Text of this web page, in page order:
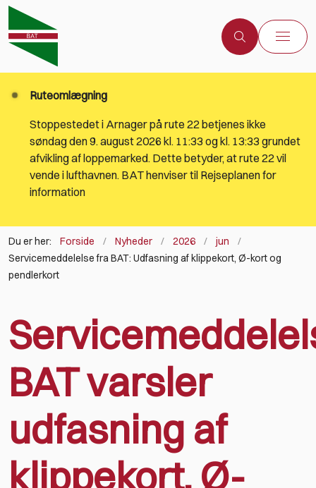
Ruteomlægning
Stoppestedet i Arnager på rute 22 betjenes ikke
søndag den 9. august 2026 kl. 11:33 og kl. 13:33 grundet
afvikling af loppemarked. Dette betyder, at rute 22 vil
vende i lufthavnen. BAT henviser til Rejseplanen for
information
Du er her: Forside Nyheder 2026
jun
Servicemeddelelse fra BAT: Udfasning af klippekort, Ø-kort og
pendlerkort
BAT varsler
udfasning af
klippekort, Ø-